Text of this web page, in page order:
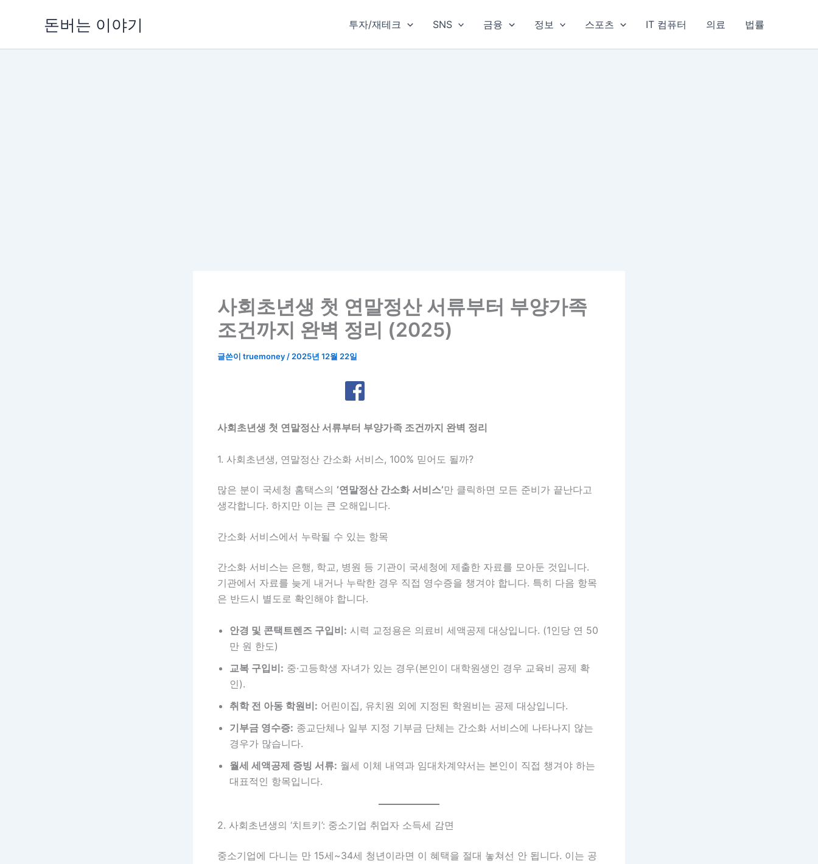
돈버는 이야기 투자/재테크 SNS 금융 정보 스포츠 IT 컴퓨터 의료 법률
사회초년생 첫 연말정산 서류부터 부양가족
조건까지 완벽 정리 (2025)
글쓴이 truemoney / 2025년 12월 22일
사회초년생 첫 연말정산 서류부터 부양가족 조건까지 완벽 정리
1. 사회초년생, 연말정산 간소화 서비스, 100% 믿어도 될까?
많은 분이 국세청 홈택스의 ‘연말정산 간소화 서비스’만 클릭하면 모든 준비가 끝난다고
생각합니다. 하지만 이는 큰 오해입니다.
간소화 서비스에서 누락될 수 있는 항목
간소화 서비스는 은행, 학교, 병원 등 기관이 국세청에 제출한 자료를 모아둔 것입니다.
기관에서 자료를 늦게 내거나 누락한 경우 직접 영수증을 챙겨야 합니다. 특히 다음 항목
은 반드시 별도로 확인해야 합니다.
안경 및 콘택트렌즈 구입비: 시력 교정용은 의료비 세액공제 대상입니다. (1인당 연 50
만 원 한도)
교복 구입비: 중·고등학생 자녀가 있는 경우(본인이 대학원생인 경우 교육비 공제 확
인).
취학 전 아동 학원비: 어린이집, 유치원 외에 지정된 학원비는 공제 대상입니다.
기부금 영수증: 종교단체나 일부 지정 기부금 단체는 간소화 서비스에 나타나지 않는
경우가 많습니다.
월세 세액공제 증빙 서류: 월세 이체 내역과 임대차계약서는 본인이 직접 챙겨야 하는
대표적인 항목입니다.
2. 사회초년생의 ‘치트키’: 중소기업 취업자 소득세 감면
중소기업에 다니는 만 15세~34세 청년이라면 이 혜택을 절대 놓쳐선 안 됩니다. 이는 공